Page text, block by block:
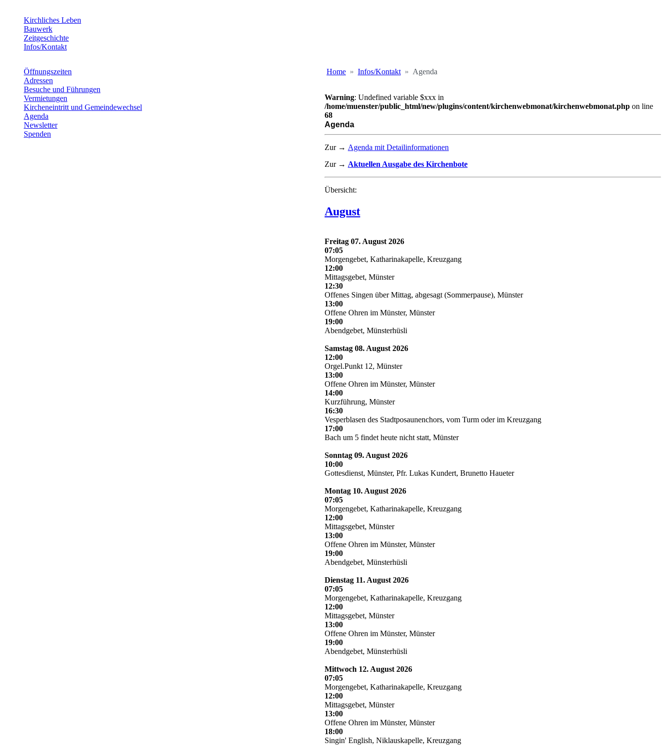
Kirchliches Leben
Bauwerk
Zeitgeschichte
Infos/Kontakt
Öffnungszeiten
Adressen
Besuche und Führungen
Vermietungen
Kircheneintritt und Gemeindewechsel
Agenda
Newsletter
Spenden
Home Infos/Kontakt Agenda
Warning: Undefined variable $xxx in
/home/muenster/public_html/new/plugins/content/kirchenwebmonat/kirchenwebmonat.php on line
68
Agenda
Zur → Agenda mit Detailinformationen
Zur → Aktuellen Ausgabe des Kirchenbote
Übersicht:
August
Freitag 07. August 2026
07:05
Morgengebet, Katharinakapelle, Kreuzgang
12:00
Mittagsgebet, Münster
12:30
Offenes Singen über Mittag, abgesagt (Sommerpause), Münster
13:00
Offene Ohren im Münster, Münster
19:00
Abendgebet, Münsterhüsli
Samstag 08. August 2026
12:00
Orgel.Punkt 12, Münster
13:00
Offene Ohren im Münster, Münster
14:00
Kurzführung, Münster
16:30
Vesperblasen des Stadtposaunenchors, vom Turm oder im Kreuzgang
17:00
Bach um 5 findet heute nicht statt, Münster
Sonntag 09. August 2026
10:00
Gottesdienst, Münster, Pfr. Lukas Kundert, Brunetto Haueter
Montag 10. August 2026
07:05
Morgengebet, Katharinakapelle, Kreuzgang
12:00
Mittagsgebet, Münster
13:00
Offene Ohren im Münster, Münster
19:00
Abendgebet, Münsterhüsli
Dienstag 11. August 2026
07:05
Morgengebet, Katharinakapelle, Kreuzgang
12:00
Mittagsgebet, Münster
13:00
Offene Ohren im Münster, Münster
19:00
Abendgebet, Münsterhüsli
Mittwoch 12. August 2026
07:05
Morgengebet, Katharinakapelle, Kreuzgang
12:00
Mittagsgebet, Münster
13:00
Offene Ohren im Münster, Münster
18:00
Singin' English, Niklauskapelle, Kreuzgang